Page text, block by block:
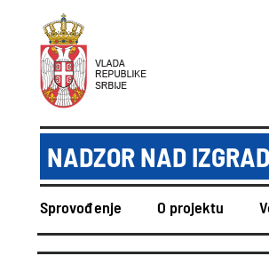
NADZOR NAD
Sprovođenje O projektu